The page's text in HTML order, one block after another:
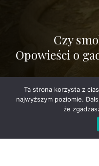
Czy
Opowieści o
Ta strona korzysta z
najwyższym poziomie.
że